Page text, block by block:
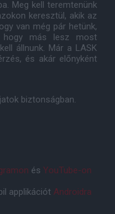
Meg kell teremtenünk
keresztül, akik az
van még pár hetünk,
hogy más lesz most
állnunk. Már a LASK
és akár előnyként
biztonságban.
és YouTube-on
applikációt Androidra